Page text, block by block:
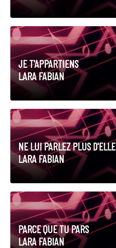
JE T'APPARTIENS
LARA FABIAN
NE LUI PARLEZ PLUS D'ELLE
LARA FABIAN
PARCE QUE TU PARS
LARA FABIAN